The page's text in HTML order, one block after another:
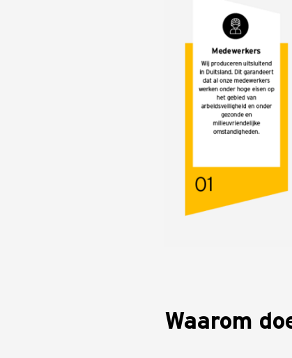
Waarom